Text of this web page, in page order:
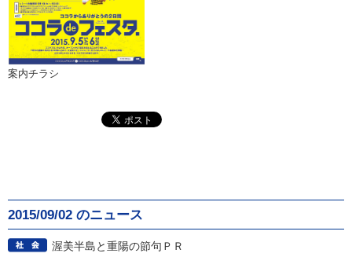
案内チラシ
2015/09/02 のニュース
渥美半島と重陽の節句ＰＲ